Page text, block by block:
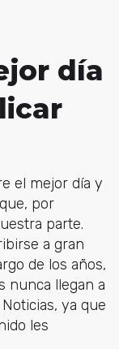
día
el mejor día y
por
parte.
a gran
de los años,
nunca llegan a
ya que
les